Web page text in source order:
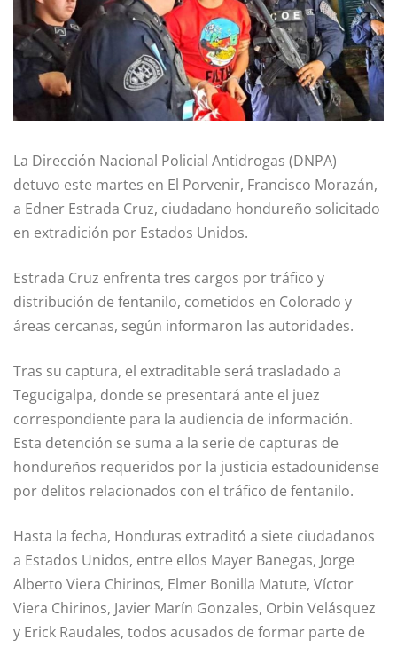
La Dirección Nacional Policial Antidrogas (DNPA)
detuvo este martes en El Porvenir, Francisco Morazán,
a Edner Estrada Cruz, ciudadano hondureño solicitado
en extradición por Estados Unidos.
Estrada Cruz enfrenta tres cargos por tráfico y
distribución de fentanilo, cometidos en Colorado y
áreas cercanas, según informaron las autoridades.
Tras su captura, el extraditable será trasladado a
Tegucigalpa, donde se presentará ante el juez
correspondiente para la audiencia de información.
Esta detención se suma a la serie de capturas de
hondureños requeridos por la justicia estadounidense
por delitos relacionados con el tráfico de fentanilo.
Hasta la fecha, Honduras extraditó a siete ciudadanos
a Estados Unidos, entre ellos Mayer Banegas, Jorge
Alberto Viera Chirinos, Elmer Bonilla Matute, Víctor
Viera Chirinos, Javier Marín Gonzales, Orbin Velásquez
y Erick Raudales, todos acusados de formar parte de